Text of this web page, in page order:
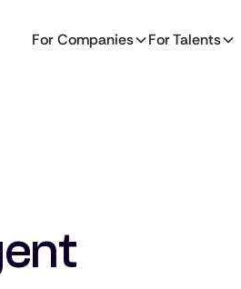
For Companies For Talents